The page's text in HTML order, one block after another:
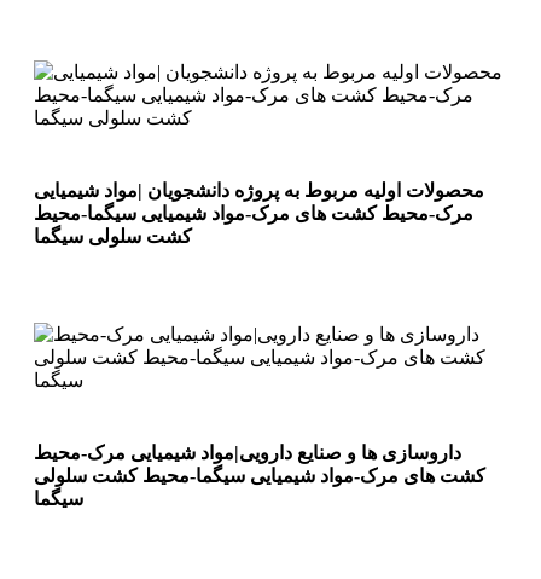
محصولات اولیه مربوط به پروژه دانشجویان |مواد شیمیایی
مرک-محیط کشت های مرک-مواد شیمیایی سیگما-محیط
کشت سلولی سیگما
داروسازی ها و صنایع دارویی|مواد شیمیایی مرک-محیط
کشت های مرک-مواد شیمیایی سیگما-محیط کشت سلولی
سیگما